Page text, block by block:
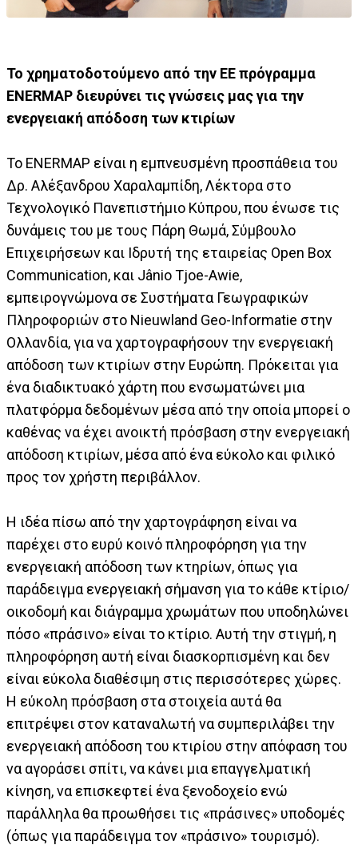
Το χρηματοδοτούμενο από την ΕΕ πρόγραμμα
ENERMAP διευρύνει τις γνώσεις μας για την
ενεργειακή απόδοση των κτιρίων
Το ENERMAP είναι η εμπνευσμένη προσπάθεια του
Δρ. Αλέξανδρου Χαραλαμπίδη, Λέκτορα στο
Τεχνολογικό Πανεπιστήμιο Κύπρου, που ένωσε τις
δυνάμεις του με τους Πάρη Θωμά, Σύμβουλο
Επιχειρήσεων και Ιδρυτή της εταιρείας Open Box
Communication, και Jânio Tjoe-Awie,
εμπειρογνώμονα σε Συστήματα Γεωγραφικών
Πληροφοριών στο Nieuwland Geo-Informatie στην
Ολλανδία, για να χαρτογραφήσουν την ενεργειακή
απόδοση των κτιρίων στην Ευρώπη. Πρόκειται για
ένα διαδικτυακό χάρτη που ενσωματώνει μια
πλατφόρμα δεδομένων μέσα από την οποία μπορεί ο
καθένας να έχει ανοικτή πρόσβαση στην ενεργειακή
απόδοση κτιρίων, μέσα από ένα εύκολο και φιλικό
προς τον χρήστη περιβάλλον.
Η ιδέα πίσω από την χαρτογράφηση είναι να
παρέχει στο ευρύ κοινό πληροφόρηση για την
ενεργειακή απόδοση των κτηρίων, όπως για
παράδειγμα ενεργειακή σήμανση για το κάθε κτίριο/
οικοδομή και διάγραμμα χρωμάτων που υποδηλώνει
πόσο «πράσινο» είναι το κτίριο. Αυτή την στιγμή, η
πληροφόρηση αυτή είναι διασκορπισμένη και δεν
είναι εύκολα διαθέσιμη στις περισσότερες χώρες.
Η εύκολη πρόσβαση στα στοιχεία αυτά θα
επιτρέψει στον καταναλωτή να συμπεριλάβει την
ενεργειακή απόδοση του κτιρίου στην απόφαση του
να αγοράσει σπίτι, να κάνει μια επαγγελματική
κίνηση, να επισκεφτεί ένα ξενοδοχείο ενώ
παράλληλα θα προωθήσει τις «πράσινες» υποδομές
(όπως για παράδειγμα τον «πράσινο» τουρισμό).